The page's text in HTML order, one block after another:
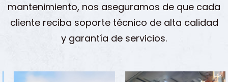
mantenimiento, nos aseguramos de que cada
cliente reciba soporte técnico de alta calidad
y garantía de servicios.